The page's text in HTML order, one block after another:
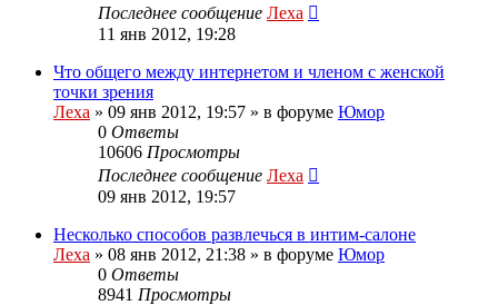
Последнее сообщение Леха
11 янв 2012, 19:28
Что общего между интернетом и членом с женской
точки зрения
Леха » 09 янв 2012, 19:57 » в форуме Юмор
0 Ответы
10606 Просмотры
Последнее сообщение Леха
09 янв 2012, 19:57
Несколько способов развлечься в интим-салоне
Леха » 08 янв 2012, 21:38 » в форуме Юмор
0 Ответы
8941 Просмотры